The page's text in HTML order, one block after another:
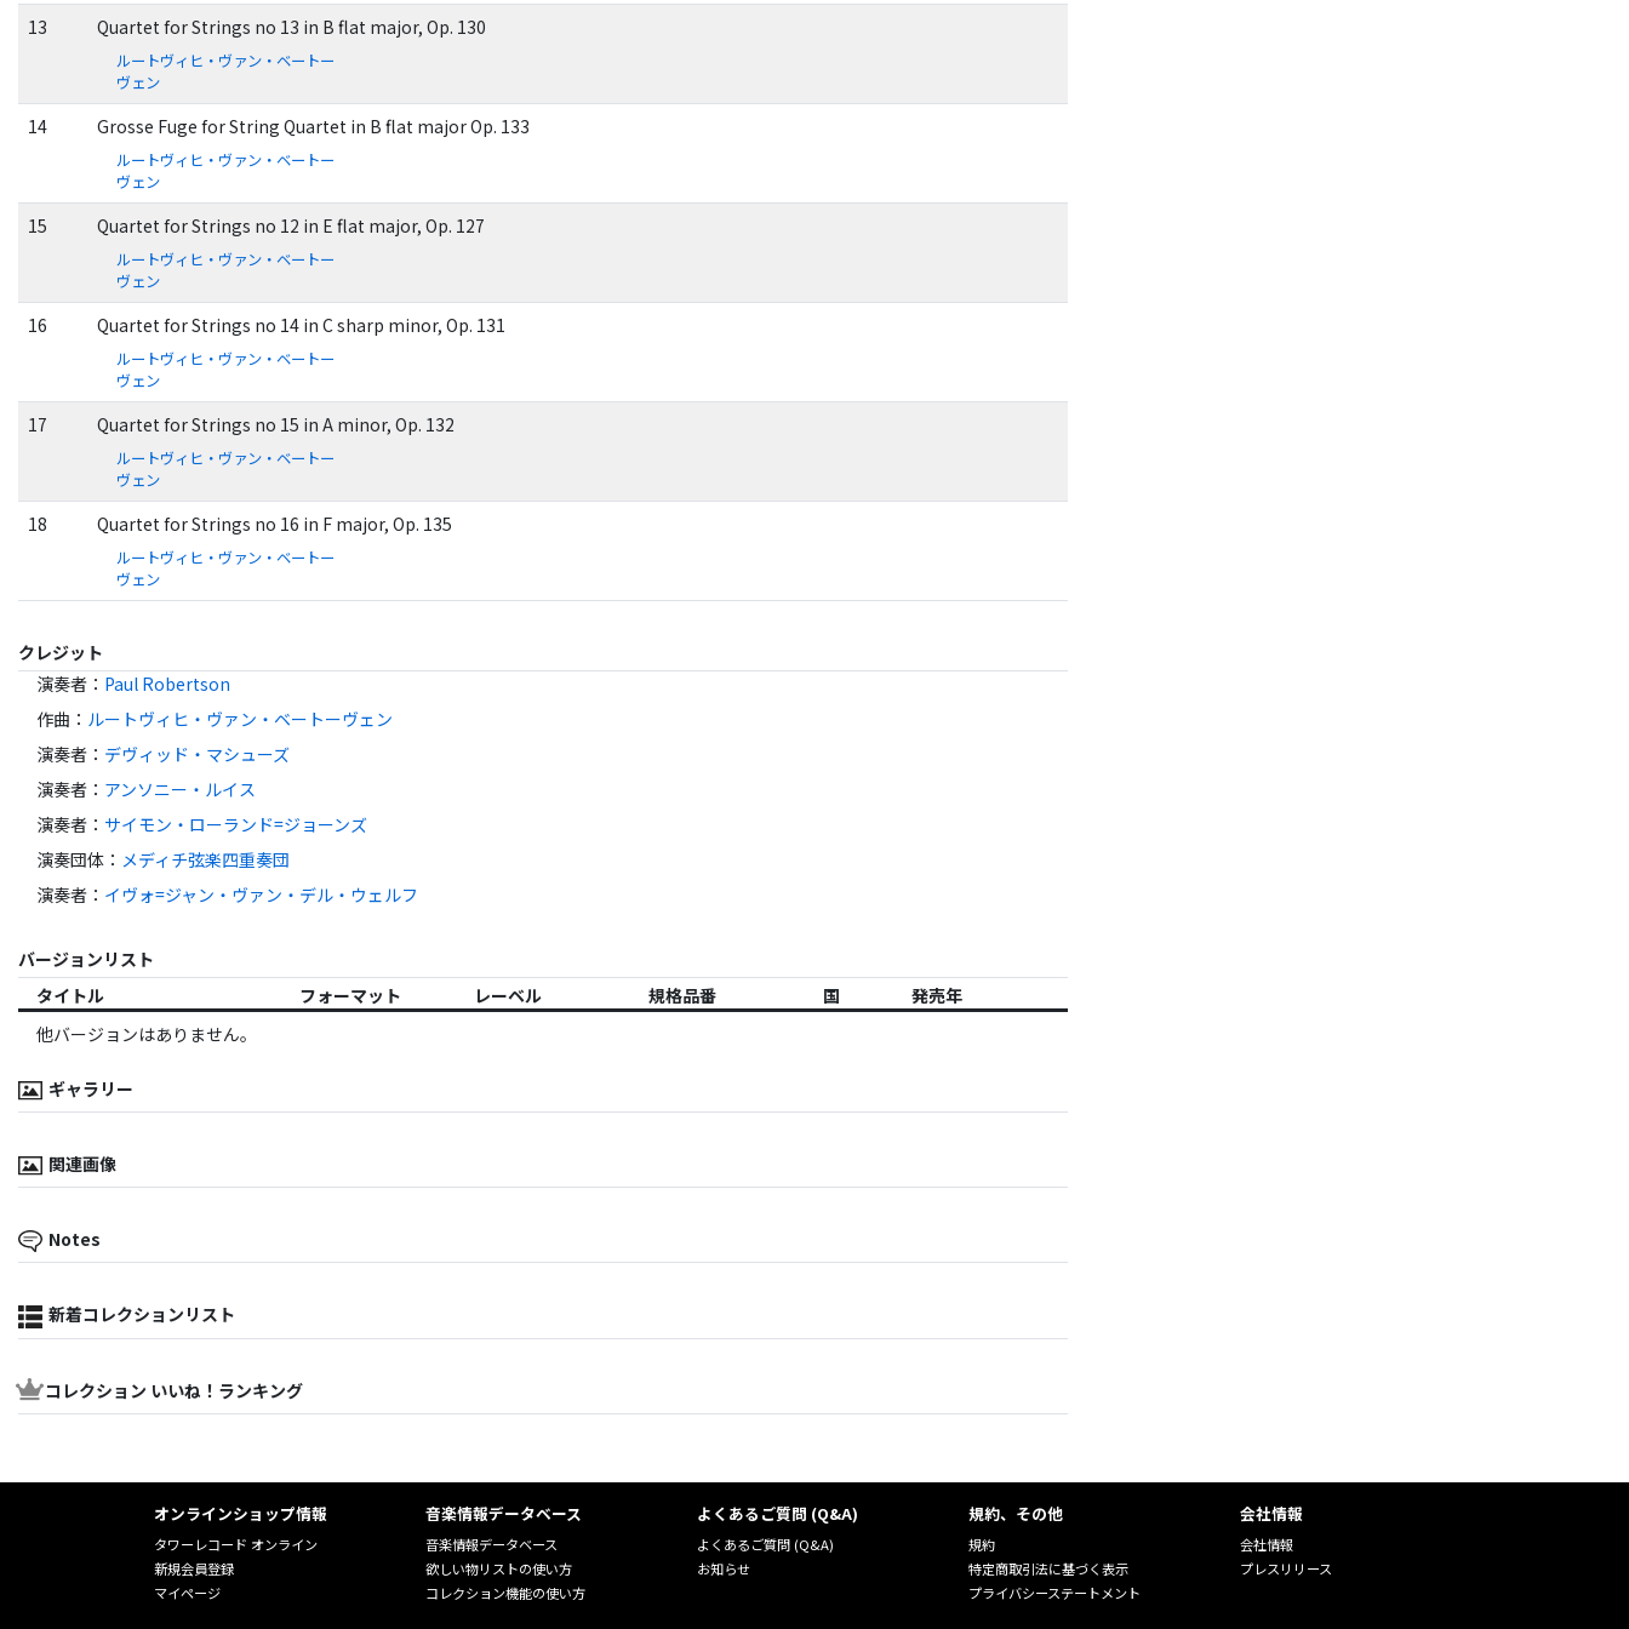
13 Quartet for Strings no 13 in B flat major, Op. 130
ルートヴィヒ・ヴァン・ベートー
ヴェン
14 Grosse Fuge for String Quartet in B flat major Op. 133
ルートヴィヒ・ヴァン・ベートー
ヴェン
15 Quartet for Strings no 12 in E flat major, Op. 127
ルートヴィヒ・ヴァン・ベートー
ヴェン
16 Quartet for Strings no 14 in C sharp minor, Op. 131
ルートヴィヒ・ヴァン・ベートー
ヴェン
17 Quartet for Strings no 15 in A minor, Op. 132
ルートヴィヒ・ヴァン・ベートー
ヴェン
18 Quartet for Strings no 16 in F major, Op. 135
ルートヴィヒ・ヴァン・ベートー
ヴェン
クレジット
演奏者 ： Paul Robertson
作曲 ： ルートヴィヒ・ヴァン・ベートーヴェン
演奏者 ： デヴィッド・マシューズ
演奏者 ： アンソニー・ルイス
演奏者 ： サイモン・ローランド=ジョーンズ
演奏団体 ： メディチ弦楽四重奏団
演奏者 ： イヴォ=ジャン・ヴァン・デル・ウェルフ
バージョンリスト
タイトル
フォーマット レーベル 規格品番 国
発売年
他バージョンはありません。
ギャラリー
関連画像
Notes
新着コレクションリスト
コレクション いいね！ランキング
オンラインショップ情報
タワーレコード オンライン
新規会員登録
マイページ
音楽情報データベース
音楽情報データベース
欲しい物リストの使い方
コレクション機能の使い方
よくあるご質問 (Q&A)
よくあるご質問 (Q&A)
お知らせ
規約、その他
規約
特定商取引法に基づく表示
プライバシーステートメント
会社情報
会社情報
プレスリリース